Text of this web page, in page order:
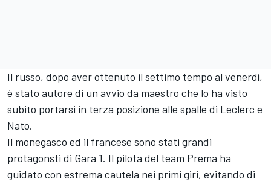
Il russo, dopo aver ottenuto il settimo tempo al venerdì,
è stato autore di un avvio da maestro che lo ha visto
subito portarsi in terza posizione alle spalle di Leclerc e
Nato.
Il monegasco ed il francese sono stati grandi
protagonsti di Gara 1. Il pilota del team Prema ha
guidato con estrema cautela nei primi giri, evitando di